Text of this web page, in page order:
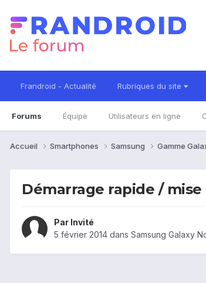
Frandroid - Actualité Rubriques du site
Forums Équipe Utilisateurs en ligne
Accueil Smartphones Samsung Gamme
Démarrage rapide /
Par Invité
5 février 2014 dans Samsung Galaxy